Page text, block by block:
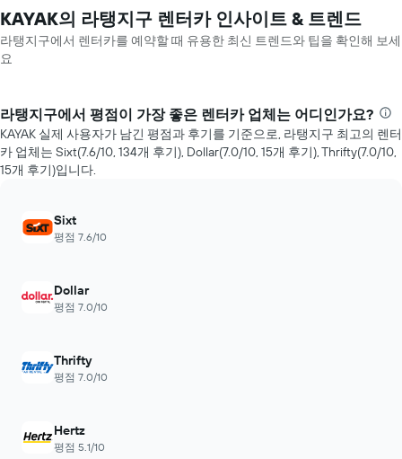
KAYAK의 라탱지구 렌터카 인사이트 & 트렌드
라탱지구​에서 렌터카를 예약할 때 유용한 최신 트렌드와 팁을 확인해 보세
요
라탱지구에서 평점이 가장 좋은 렌터카 업체는 어디인가요?
KAYAK 실제 사용자가 남긴 평점과 후기를 기준으로, 라탱지구 최고의 렌터
카 업체는 Sixt(7.6/10, 134​개 후기), Dollar(7.0/10, 15​개 ​후기), Thrifty(7.0/10,
15​개 ​후기)입니다.
Sixt
평점 7.6/10
Dollar
평점 7.0/10
Thrifty
평점 7.0/10
Hertz
평점 5.1/10